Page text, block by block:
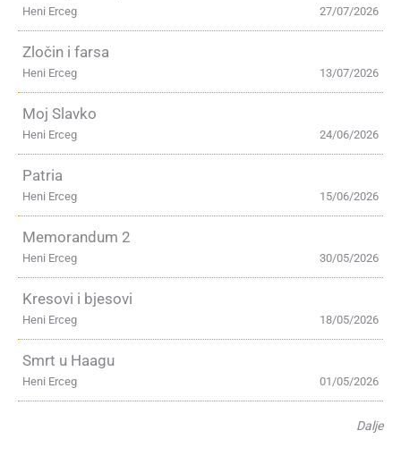
27/07/2026
Heni Erceg
Zločin i farsa
13/07/2026
Heni Erceg
Moj Slavko
24/06/2026
Heni Erceg
Patria
15/06/2026
Heni Erceg
Memorandum 2
30/05/2026
Heni Erceg
Kresovi i bjesovi
18/05/2026
Heni Erceg
Smrt u Haagu
01/05/2026
Heni Erceg
Dalje